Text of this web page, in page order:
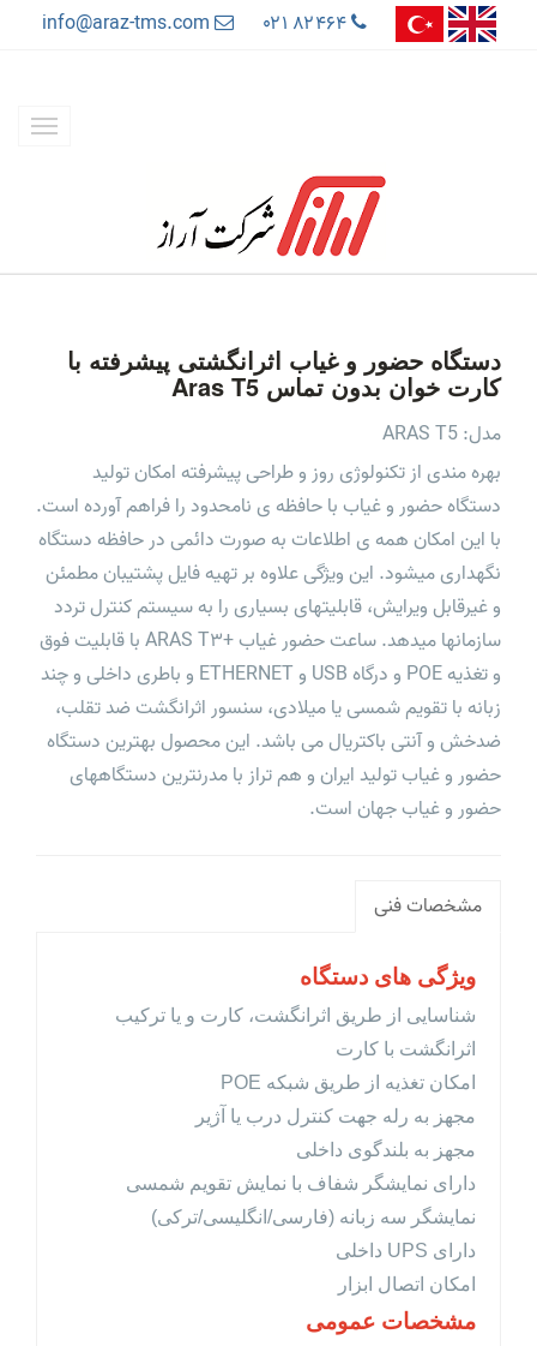
۰۲۱ ۸۲۴۶۴ info@araz-tms.com
دستگاه حضور و غیاب اثرانگشتی پیشرفته با
کارت خوان بدون تماس Aras T5
مدل: ARAS T5
بهره مندی از تکنولوژی روز و طراحی پیشرفته امکان تولید
دستگاه حضور و غیاب با حافظه ی نامحدود را فراهم آورده است.
با این امکان همه ی اطلاعات به صورت دائمی در حافظه دستگاه
نگهداری میشود. این ویژگی علاوه بر تهیه فایل پشتیبان مطمئن
و غیرقابل ویرایش، قابلیتهای بسیاری را به سیستم کنترل تردد
سازمانها میدهد. ساعت حضور غیاب +ARAS T۳ با قابلیت فوق
و تغذیه POE و درگاه USB و ETHERNET و باطری داخلی و چند
زبانه با تقویم شمسی یا میلادی، سنسور اثرانگشت ضد تقلب،
ضدخش و آنتی باکتریال می باشد. این محصول بهترین دستگاه
حضور و غیاب تولید ایران و هم تراز با مدرنترین دستگاههای
حضور و غیاب جهان است.
مشخصات فنی
ویژگی های دستگاه
شناسایی از طریق اثرانگشت، کارت و یا ترکیب
اثرانگشت با کارت
امکان تغذیه از طریق شبکه POE
مجهز به رله جهت کنترل درب یا آژیر
مجهز به بلندگوی داخلی
دارای نمایشگر شفاف با نمایش تقویم شمسی
نمایشگر سه زبانه (فارسی/انگلیسی/ترکی)
دارای UPS داخلی
امکان اتصال ابزار
مشخصات عمومی